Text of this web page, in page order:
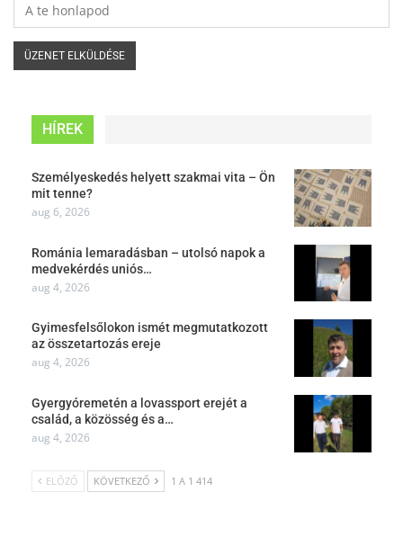
HÍREK
Személyeskedés helyett szakmai vita – Ön
mit tenne?
aug 6, 2026
Románia lemaradásban – utolsó napok a
medvekérdés uniós…
aug 4, 2026
Gyimesfelsőlokon ismét megmutatkozott
az összetartozás ereje
aug 4, 2026
Gyergyóremetén a lovassport erejét a
család, a közösség és a…
aug 4, 2026
ELŐZŐ KÖVETKEZŐ 1 A 1 414